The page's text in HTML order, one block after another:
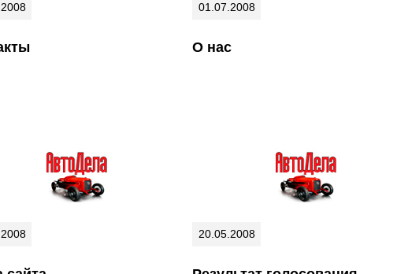
01.07.2008
О нас
20.05.2008